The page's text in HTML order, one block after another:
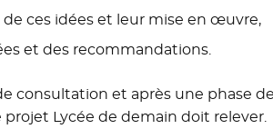
de ces idées et leur mise en œuvre,
et des recommandations.
consultation et après une phase
Lycée de demain doit relever.